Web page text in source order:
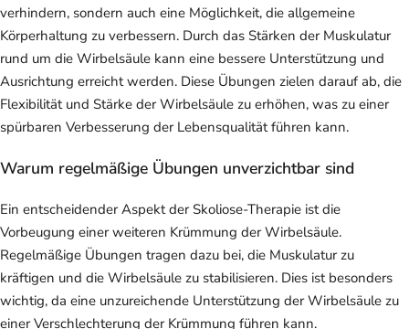
verhindern, sondern auch eine Möglichkeit, die allgemeine
Körperhaltung zu verbessern. Durch das Stärken der Muskulatur
rund um die Wirbelsäule kann eine bessere Unterstützung und
Ausrichtung erreicht werden. Diese Übungen zielen darauf ab, die
Flexibilität und Stärke der Wirbelsäule zu erhöhen, was zu einer
spürbaren Verbesserung der Lebensqualität führen kann.
Warum regelmäßige Übungen unverzichtbar sind
Ein entscheidender Aspekt der Skoliose-Therapie ist die
Vorbeugung einer weiteren Krümmung der Wirbelsäule.
Regelmäßige Übungen tragen dazu bei, die Muskulatur zu
kräftigen und die Wirbelsäule zu stabilisieren. Dies ist besonders
wichtig, da eine unzureichende Unterstützung der Wirbelsäule zu
einer Verschlechterung der Krümmung führen kann.